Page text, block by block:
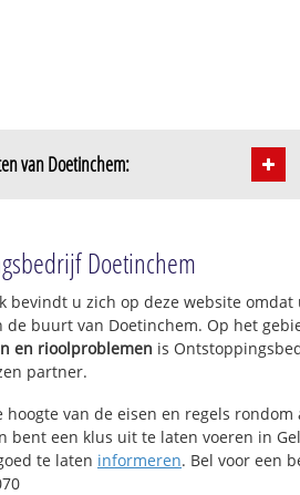
van Doetinchem:
Romantische buurt Zuid
Landelijk Wonen
Kleurrijke buurt
Stadskwartier-Zuid
Stadskwartier-Noord
Wijnbergen-het Westem
Wijnbergen-het Midden
Wijnbergen-het Oosten
Doetinchem
bevindt u zich op deze website omdat
buurt van Doetinchem. Op het
en rioolproblemen is
partner.
hoogte van de eisen en regels
bent een klus uit te laten voeren in
te laten informeren. Bel voor een